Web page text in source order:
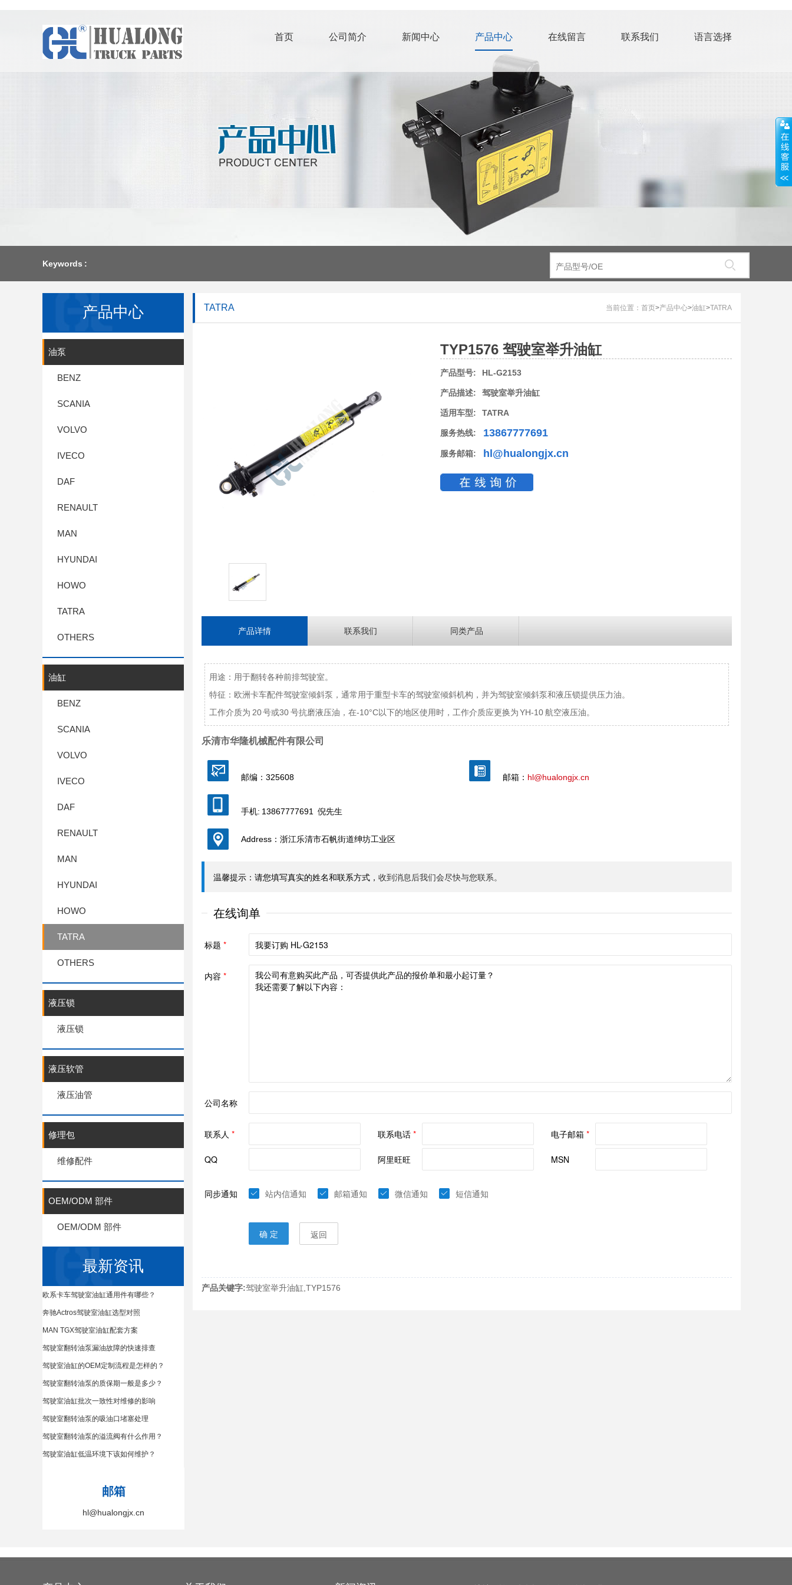
首页 公司简介 新闻中心 产品中心 在线留言 联系我们 语言选择
Keywords :
产品中心
油泵
BENZ
SCANIA
VOLVO
IVECO
DAF
RENAULT
MAN
HYUNDAI
HOWO
TATRA
OTHERS
油缸
BENZ
SCANIA
VOLVO
IVECO
DAF
RENAULT
MAN
HYUNDAI
HOWO
TATRA
OTHERS
液压锁
液压锁
液压软管
液压油管
修理包
维修配件
OEM/ODM 部件
OEM/ODM 部件
最新资讯
欧系卡车驾驶室油缸通用件有哪些？
奔驰Actros驾驶室油缸选型对照
MAN TGX驾驶室油缸配套方案
驾驶室翻转油泵漏油故障的快速排查
驾驶室油缸的OEM定制流程是怎样的？
驾驶室翻转油泵的质保期一般是多少？
驾驶室油缸批次一致性对维修的影响
驾驶室翻转油泵的吸油口堵塞处理
驾驶室翻转油泵的溢流阀有什么作用？
驾驶室油缸低温环境下该如何维护？
邮箱
hl@hualongjx.cn
TATRA 当前位置： 首页>产品中心>油缸>TATRA
TYP1576 驾驶室举升油缸
产品型号: HL-G2153
产品描述: 驾驶室举升油缸
适用车型: TATRA
服务热线: 13867777691
服务邮箱: hl@hualongjx.cn
产品详情 联系我们 同类产品
用途：用于翻转各种前排驾驶室。
特征：欧洲卡车配件驾驶室倾斜泵，通常用于重型卡车的驾驶室倾斜机构，并为驾驶室倾斜泵和液压锁提供压力油。
工作介质为 20 号或30 号抗磨液压油，在-10°C以下的地区使用时，工作介质应更换为 YH-10 航空液压油。
乐清市华隆机械配件有限公司
邮编：325608 邮箱： hl@hualongjx.cn
手机: 13867777691 倪先生
Address：浙江乐清市石帆街道绅坊工业区
产品关键字:驾驶室举升油缸,TYP1576